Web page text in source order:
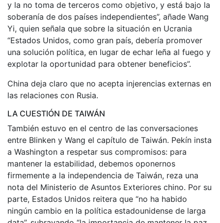
y la no toma de terceros como objetivo, y está bajo la
soberanía de dos países independientes”, añade Wang
Yi, quien señala que sobre la situación en Ucrania
“Estados Unidos, como gran país, debería promover
una solución política, en lugar de echar leña al fuego y
explotar la oportunidad para obtener beneficios”.
China deja claro que no acepta injerencias externas en
las relaciones con Rusia.
LA CUESTIÓN DE TAIWÁN
También estuvo en el centro de las conversaciones
entre Blinken y Wang el capítulo de Taiwán. Pekín insta
a Washington a respetar sus compromisos: para
mantener la estabilidad, debemos oponernos
firmemente a la independencia de Taiwán, reza una
nota del Ministerio de Asuntos Exteriores chino. Por su
parte, Estados Unidos reitera que “no ha habido
ningún cambio en la política estadounidense de larga